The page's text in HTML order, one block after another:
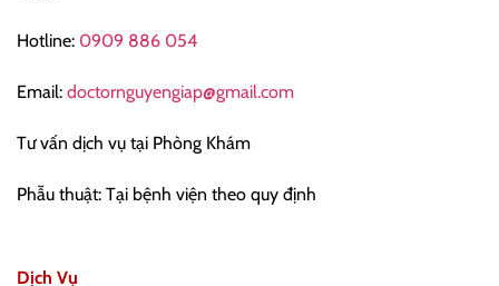
Hotline: 0909 886 054
Email: doctornguyengiap@gmail.com
Tư vấn dịch vụ tại Phòng Khám
Phẫu thuật: Tại bệnh viện theo quy định
Dịch Vụ